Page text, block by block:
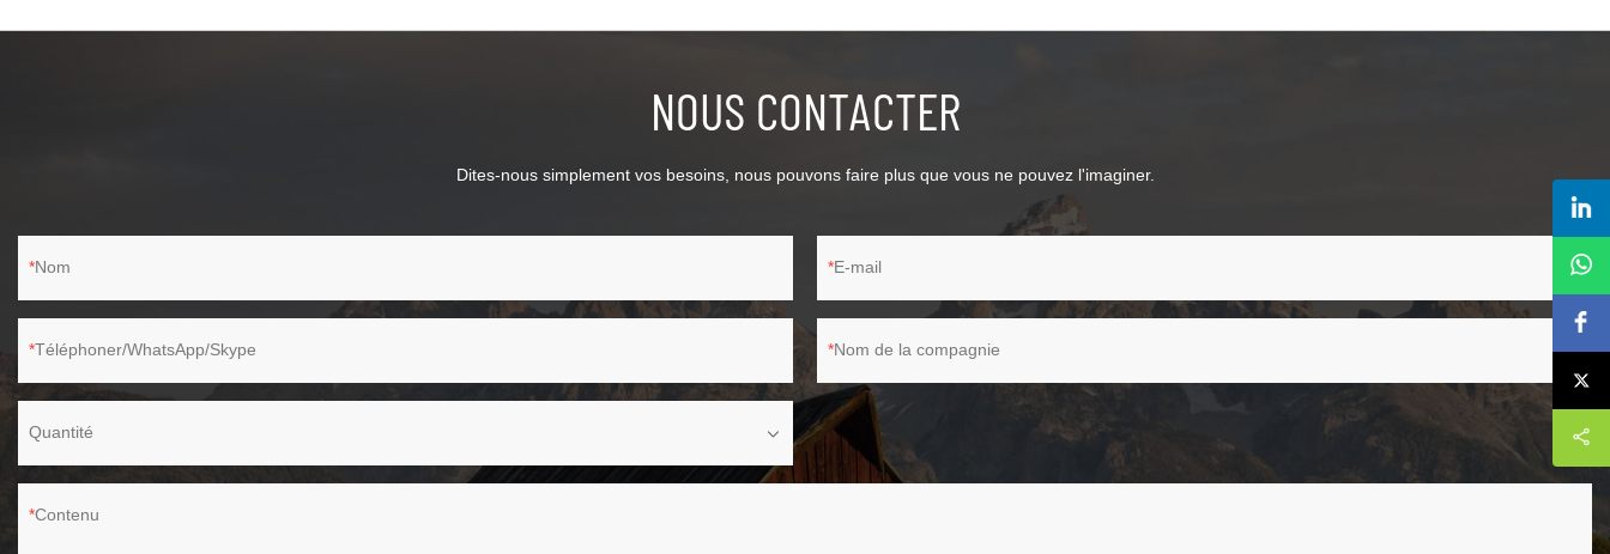
NOUS CONTACTER
Dites-nous simplement vos besoins, nous pouvons faire plus que vous ne pouvez l'imaginer.
Nom E-mail
Téléphoner/WhatsApp/Skype Nom de la compagnie
Quantité
Contenu